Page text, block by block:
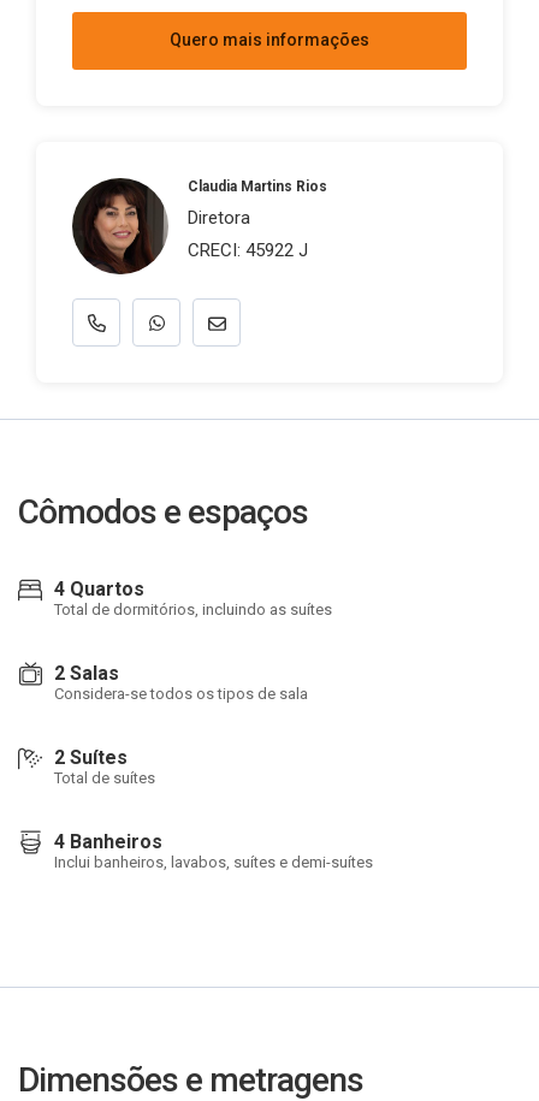
Quero mais informações
Claudia Martins Rios
Diretora
CRECI: 45922 J
Cômodos e espaços
4 Quartos
Total de dormitórios, incluindo as suítes
2 Salas
Considera-se todos os tipos de sala
2 Suítes
Total de suítes
4 Banheiros
Inclui banheiros, lavabos, suítes e demi-suítes
Dimensões e metragens